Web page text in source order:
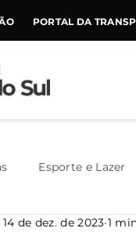
PORTAL DA
Esporte e Lazer
Social Geral
14 de dez. de 2023 1